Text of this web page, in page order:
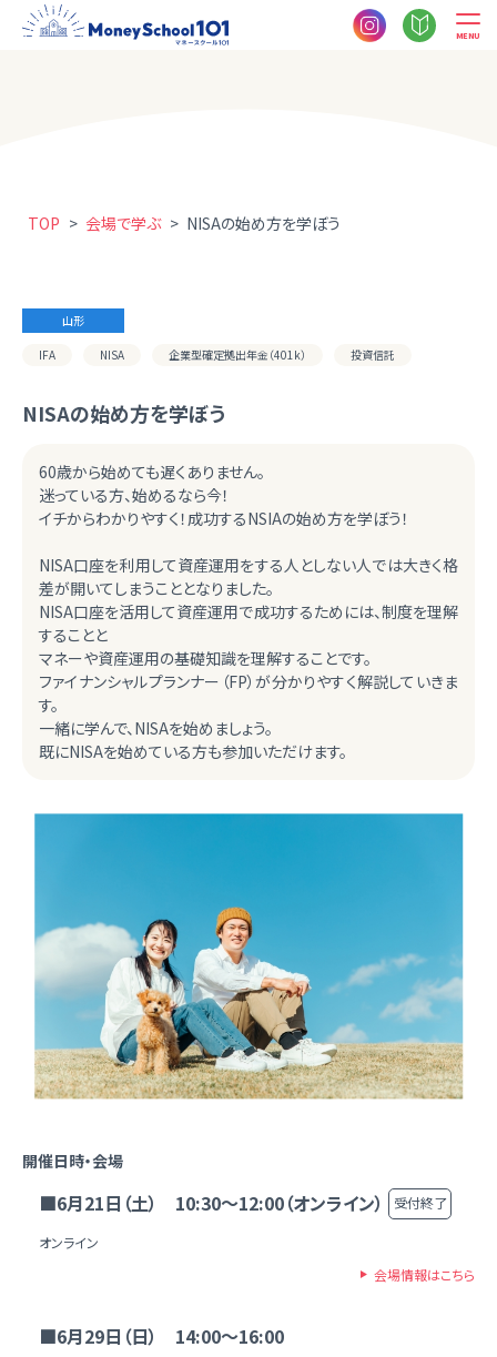
MENU
TOP > 会場で学ぶ > NISAの始め方を学ぼう
山形
IFA NISA 企業型確定拠出年金（401k） 投資信託
NISAの始め方を学ぼう
60歳から始めても遅くありません。
迷っている方、始めるなら今！
イチからわかりやすく！成功するNSIAの始め方を学ぼう！
NISA口座を利用して資産運用をする人としない人では大きく格
差が開いてしまうこととなりました。
NISA口座を活用して資産運用で成功するためには、制度を理解
することと
マネーや資産運用の基礎知識を理解することです。
ファイナンシャルプランナー（FP）が分かりやすく解説していきま
す。
一緒に学んで、NISAを始めましょう。
既にNISAを始めている方も参加いただけます。
開催日時・会場
■6月21日（土） 10:30～12:00（オンライン） 受付終了
オンライン
会場情報はこちら
■6月29日（日） 14:00～16:00